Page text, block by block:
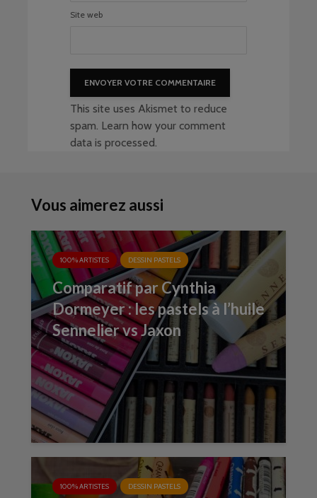
Site web
This site uses Akismet to reduce
spam. Learn how your comment
data is processed.
Vous aimerez aussi
100% ARTISTES DESSIN PASTELS
Comparatif par Cynthia
Dormeyer : les pastels à l’huile
Sennelier vs Jaxon
100% ARTISTES DESSIN PASTELS